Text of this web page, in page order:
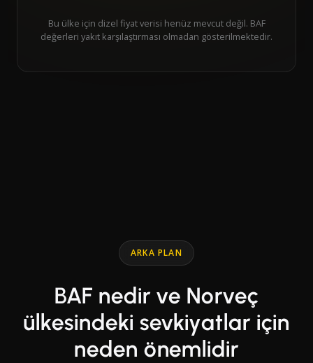
Bu ülke için dizel fiyat verisi henüz mevcut değil. BAF
değerleri yakıt karşılaştırması olmadan gösterilmektedir.
ARKA PLAN
BAF nedir ve Norveç
ülkesindeki sevkiyatlar için
neden önemlidir